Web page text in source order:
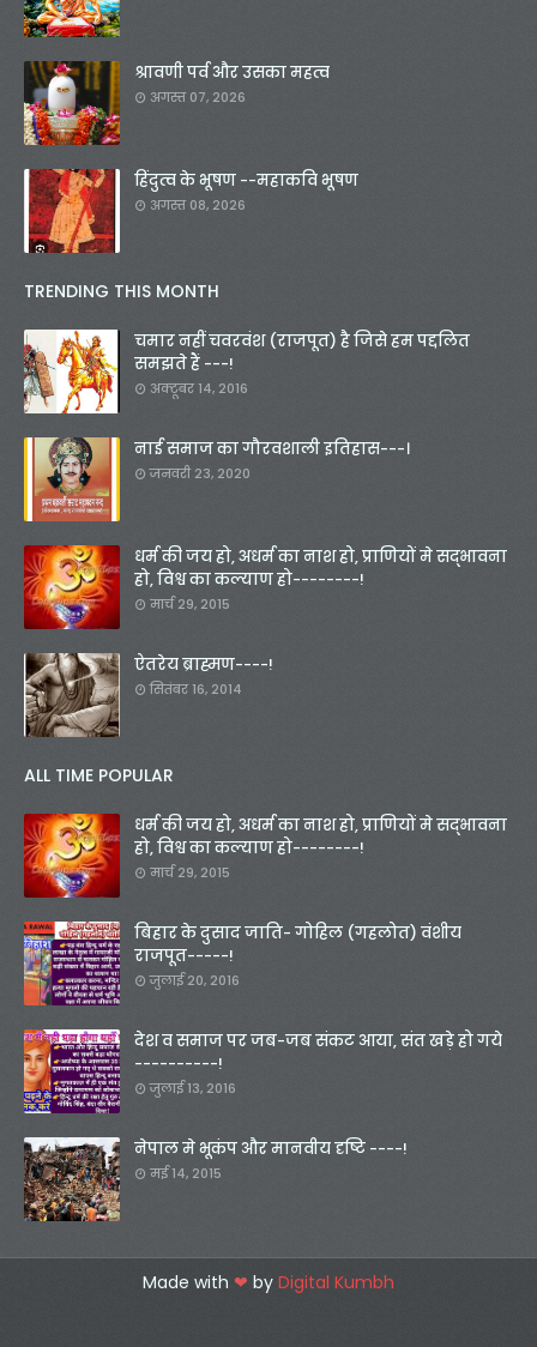
श्रावणी पर्व और उसका महत्व
अगस्त 07, 2026
हिंदुत्व के भूषण --महाकवि भूषण
अगस्त 08, 2026
TRENDING THIS MONTH
चमार नहीं चवरवंश (राजपूत) है जिसे हम पद्दलित
समझते हैं ---!
अक्टूबर 14, 2016
नाई समाज का गौरवशाली इतिहास---।
जनवरी 23, 2020
धर्म की जय हो, अधर्म का नाश हो, प्राणियों मे सद्भावना
हो, विश्व का कल्याण हो--------!
मार्च 29, 2015
ऐतरेय ब्राह्मण----!
सितंबर 16, 2014
ALL TIME POPULAR
धर्म की जय हो, अधर्म का नाश हो, प्राणियों मे सद्भावना
हो, विश्व का कल्याण हो--------!
मार्च 29, 2015
बिहार के दुसाद जाति- गोहिल (गहलोत) वंशीय
राजपूत-----!
जुलाई 20, 2016
देश व समाज पर जब-जब संकट आया, संत खड़े हो गये
----------!
जुलाई 13, 2016
नेपाल मे भूकंप और मानवीय दृष्टि ----!
मई 14, 2015
Made with ❤ by Digital Kumbh